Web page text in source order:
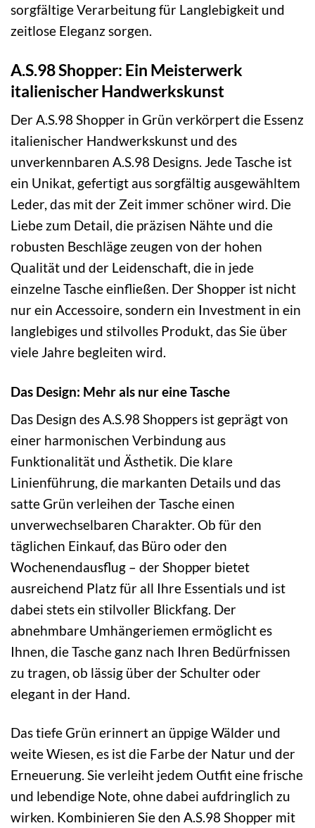
sorgfältige Verarbeitung für Langlebigkeit und
zeitlose Eleganz sorgen.
A.S.98 Shopper: Ein Meisterwerk
italienischer Handwerkskunst
Der A.S.98 Shopper in Grün verkörpert die Essenz
italienischer Handwerkskunst und des
unverkennbaren A.S.98 Designs. Jede Tasche ist
ein Unikat, gefertigt aus sorgfältig ausgewähltem
Leder, das mit der Zeit immer schöner wird. Die
Liebe zum Detail, die präzisen Nähte und die
robusten Beschläge zeugen von der hohen
Qualität und der Leidenschaft, die in jede
einzelne Tasche einfließen. Der Shopper ist nicht
nur ein Accessoire, sondern ein Investment in ein
langlebiges und stilvolles Produkt, das Sie über
viele Jahre begleiten wird.
Das Design: Mehr als nur eine Tasche
Das Design des A.S.98 Shoppers ist geprägt von
einer harmonischen Verbindung aus
Funktionalität und Ästhetik. Die klare
Linienführung, die markanten Details und das
satte Grün verleihen der Tasche einen
unverwechselbaren Charakter. Ob für den
täglichen Einkauf, das Büro oder den
Wochenendausflug – der Shopper bietet
ausreichend Platz für all Ihre Essentials und ist
dabei stets ein stilvoller Blickfang. Der
abnehmbare Umhängeriemen ermöglicht es
Ihnen, die Tasche ganz nach Ihren Bedürfnissen
zu tragen, ob lässig über der Schulter oder
elegant in der Hand.
Das tiefe Grün erinnert an üppige Wälder und
weite Wiesen, es ist die Farbe der Natur und der
Erneuerung. Sie verleiht jedem Outfit eine frische
und lebendige Note, ohne dabei aufdringlich zu
wirken. Kombinieren Sie den A.S.98 Shopper mit